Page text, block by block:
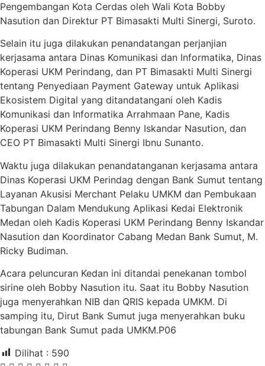
Pengembangan Kota Cerdas oleh Wali Kota Bobby
Nasution dan Direktur PT Bimasakti Multi Sinergi, Suroto.
Selain itu juga dilakukan penandatangan perjanjian
kerjasama antara Dinas Komunikasi dan Informatika, Dinas
Koperasi UKM Perindang, dan PT Bimasakti Multi Sinergi
tentang Penyediaan Payment Gateway untuk Aplikasi
Ekosistem Digital yang ditandatangani oleh Kadis
Komunikasi dan Informatika Arrahmaan Pane, Kadis
Koperasi UKM Perindang Benny Iskandar Nasution, dan
CEO PT Bimasakti Multi Sinergi Ibnu Sunanto.
Waktu juga dilakukan penandatanganan kerjasama antara
Dinas Koperasi UKM Perindag dengan Bank Sumut tentang
Layanan Akusisi Merchant Pelaku UMKM dan Pembukaan
Tabungan Dalam Mendukung Aplikasi Kedai Elektronik
Medan oleh Kadis Koperasi UKM Perindang Benny Iskandar
Nasution dan Koordinator Cabang Medan Bank Sumut, M.
Ricky Budiman.
Acara peluncuran Kedan ini ditandai penekanan tombol
sirine oleh Bobby Nasution itu. Saat itu Bobby Nasution
juga menyerahkan NIB dan QRIS kepada UMKM. Di
samping itu, Dirut Bank Sumut juga menyerahkan buku
tabungan Bank Sumut pada UMKM.P06
Dilihat : 590